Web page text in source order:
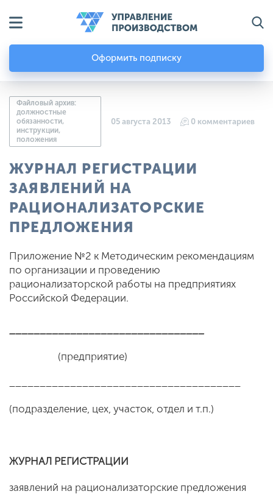
Оформить подписку
Файловый архив:
должностные
обязанности,
инструкции,
положения
05 августа 2013 0 комментариев
ЖУРНАЛ РЕГИСТРАЦИИ
ЗАЯВЛЕНИЙ НА
РАЦИОНАЛИЗАТОРСКИЕ
ПРЕДЛОЖЕНИЯ
Приложение №2 к Методическим рекомендациям
по организации и проведению
рационализаторской работы на предприятиях
Российской Федерации.
________________________________
(предприятие)
(подразделение, цех, участок, отдел и т.п.)
ЖУРНАЛ РЕГИСТРАЦИИ
заявлений на рационализаторские предложения